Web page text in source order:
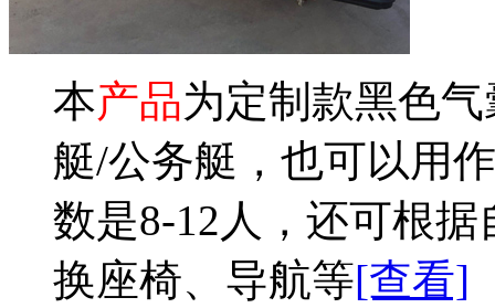
本产品为定制款黑色
艇/公务艇，也可以用
数是8-12人，还可根
换座椅、导航等[查看]